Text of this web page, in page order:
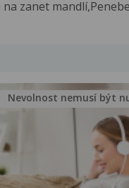
zanet
Nevolnost nemusí být